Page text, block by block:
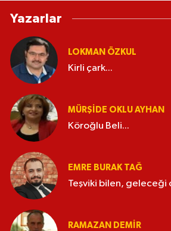
Yazarlar
LOKMAN ÖZKUL
Kirli çark...
MÜRŞIDE OKLU AYHAN
Köroğlu Beli...
EMRE BURAK TAĞ
Teşviki bilen, geleceği
RAMAZAN DEMİR